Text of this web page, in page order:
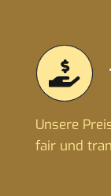
Unsere
fair und